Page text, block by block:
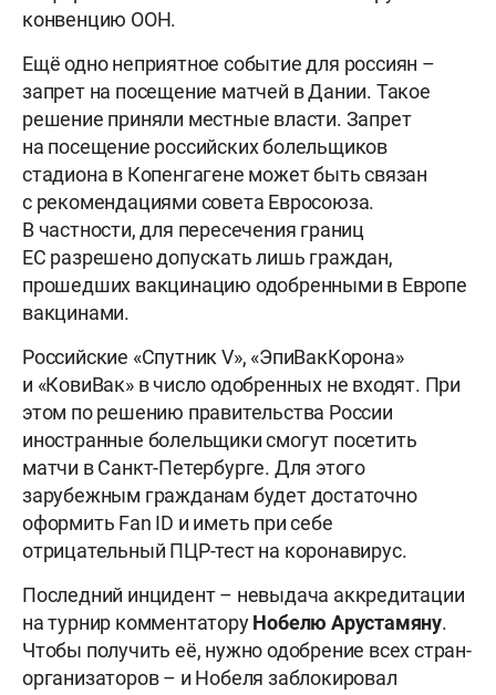
конвенцию ООН.
Ещё одно неприятное событие для россиян –
запрет на посещение матчей в Дании. Такое
решение приняли местные власти. Запрет
на посещение российских болельщиков
стадиона в Копенгагене может быть связан
с рекомендациями совета Евросоюза.
В частности, для пересечения границ
ЕС разрешено допускать лишь граждан,
прошедших вакцинацию одобренными в Европе
вакцинами.
Российские «Спутник V», «ЭпиВакКорона»
и «КовиВак» в число одобренных не входят. При
этом по решению правительства России
иностранные болельщики смогут посетить
матчи в Санкт-Петербурге. Для этого
зарубежным гражданам будет достаточно
оформить Fan ID и иметь при себе
отрицательный ПЦР-тест на коронавирус.
Последний инцидент – невыдача аккредитации
на турнир комментаторуНобелю Арустамяну.
Чтобы получить её, нужно одобрение всех стран-
организаторов – и Нобеля заблокировал